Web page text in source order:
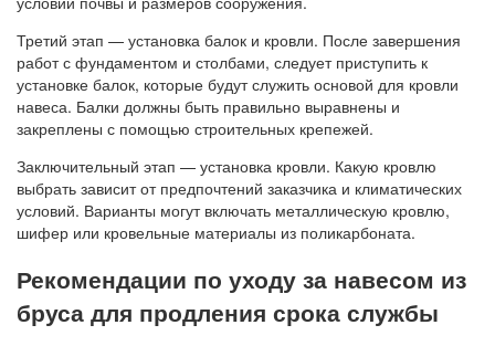
Третий этап — установка балок и кровли. После завершения
работ с фундаментом и столбами, следует приступить к
установке балок, которые будут служить основой для кровли
навеса. Балки должны быть правильно выравнены и
закреплены с помощью строительных крепежей.
Заключительный этап — установка кровли. Какую кровлю
выбрать зависит от предпочтений заказчика и климатических
условий. Варианты могут включать металлическую кровлю,
шифер или кровельные материалы из поликарбоната.
Рекомендации по уходу за навесом из
бруса для продления срока службы